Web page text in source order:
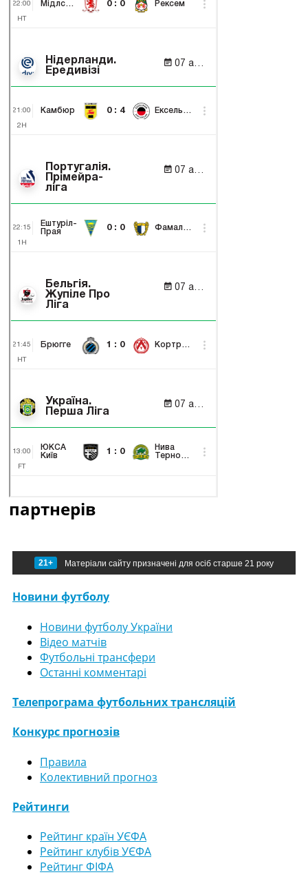
партнерів
21+ Матеріали сайту призначені для осіб старше 21 року
Новини футболу
Новини футболу України
Відео матчів
Футбольні трансфери
Останні комментарі
Телепрограма футбольних трансляцій
Конкурс прогнозів
Правила
Колективний прогноз
Рейтинги
Рейтинг країн УЄФА
Рейтинг клубів УЄФА
Рейтинг ФІФА